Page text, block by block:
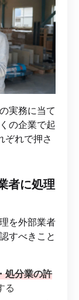
実務に当て
の企業で起
ぞれで押さ
者に処理
を外部業者
すべきこと
処分業の許
る